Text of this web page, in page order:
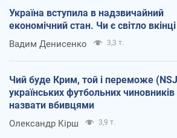
Україна вступила в надзвичайний
економічний стан. Чи є світло
Вадим Денисенко 3,3 т.
Чий буде Крим, той і переможе
українських футбольних
назвати вбивцями
Олександр Кірш 3,9 т.